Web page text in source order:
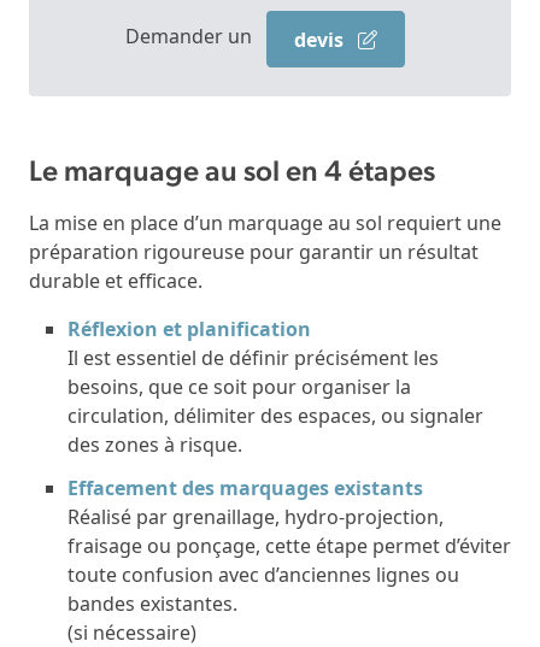
Demander un devis
Le marquage au sol en 4 étapes
La mise en place d’un marquage au sol requiert une
préparation rigoureuse pour garantir un résultat
durable et efficace.
Réflexion et planification
Il est essentiel de définir précisément les
besoins, que ce soit pour organiser la
circulation, délimiter des espaces, ou signaler
des zones à risque.
Effacement des marquages existants
Réalisé par grenaillage, hydro-projection,
fraisage ou ponçage, cette étape permet d’éviter
toute confusion avec d’anciennes lignes ou
bandes existantes.
(si nécessaire)